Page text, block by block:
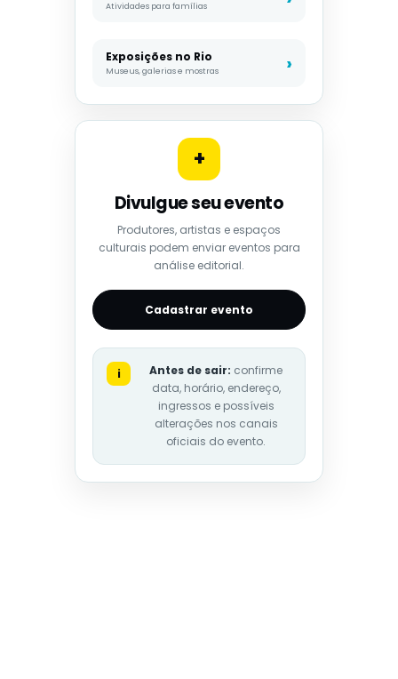
Atividades para famílias
Exposições no Rio
Museus, galerias e mostras
+
Divulgue seu evento
Produtores, artistas e espaços
culturais podem enviar eventos para
análise editorial.
Cadastrar evento
i Antes de sair: confirme
data, horário, endereço,
ingressos e possíveis
alterações nos canais
oficiais do evento.